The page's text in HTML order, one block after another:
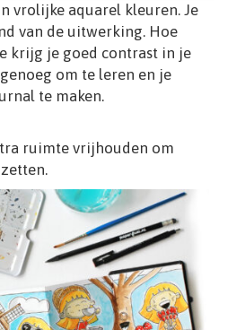
vrolijke aquarel kleuren. Je
van de uitwerking. Hoe
krijg je goed contrast in je
om te leren en je
te maken.
ruimte vrijhouden om